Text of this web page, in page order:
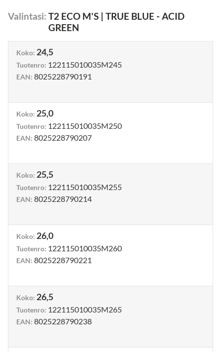
Valintasi: T2 ECO M'S | TRUE BLUE - ACID
GREEN
Koko: 24,5
Tuotenro: 122115010035M245
EAN: 8025228790191
Koko: 25,0
Tuotenro: 122115010035M250
EAN: 8025228790207
Koko: 25,5
Tuotenro: 122115010035M255
EAN: 8025228790214
Koko: 26,0
Tuotenro: 122115010035M260
EAN: 8025228790221
Koko: 26,5
Tuotenro: 122115010035M265
EAN: 8025228790238